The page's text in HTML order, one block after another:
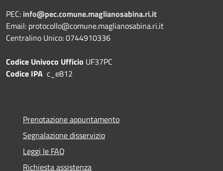
PEC: info@pec.comune.maglianosabina.ri.it
Email: protocollo@comune.maglianosabina.ri.it
Centralino Unico: 0744910336
Codice Univoco Ufficio UF37PC
Codice IPA c_e812
Prenotazione appuntamento
Segnalazione disservizio
Leggi le FAQ
Richiesta assistenza